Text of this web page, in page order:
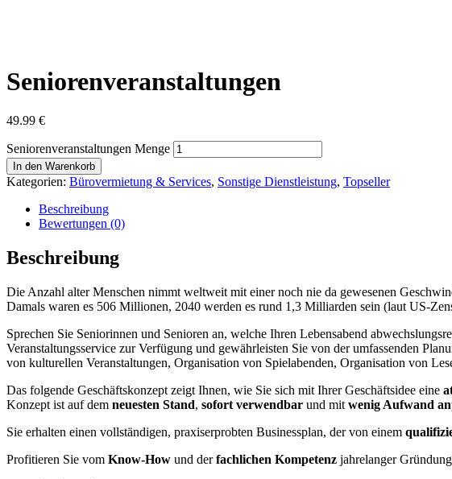
Seniorenveranstaltungen
49.99 €
Seniorenveranstaltungen Menge
In den Warenkorb
Kategorien: Bürovermietung & Services, Sonstige Dienstleistung, Topseller
Beschreibung
Bewertungen (0)
Beschreibung
Die Anzahl alter Menschen nimmt weltweit mit einer noch nie da gewesenen
Damals waren es 506 Millionen, 2040 werden es rund 1,3 Milliarden sein (laut US-
Sprechen Sie Seniorinnen und Senioren an, welche Ihren Lebensabend
Veranstaltungsservice zur Verfügung und gewährleisten Sie von der umfassenden
von kulturellen Veranstaltungen, Organisation von Spielabenden, Organisation von
Das folgende Geschäftskonzept zeigt Ihnen, wie Sie sich mit Ihrer Geschäftsidee eine
Konzept ist auf dem neuesten Stand, sofort verwendbar und mit wenig Aufwand
Sie erhalten einen vollständigen, praxiserprobten Businessplan, der von einem
Profitieren Sie vom Know-How und derfachlichen Kompetenz jahrelanger